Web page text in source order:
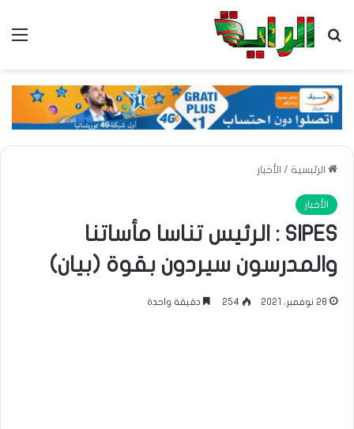
بحث عن
الرئيسية / الأخبار
الأخبار
SIPES : الرئيس تناسا مأساتنا
والمدرسون سيردون بقوة (بيان)
28 نوفمبر، 2021 254 دقيقة واحدة